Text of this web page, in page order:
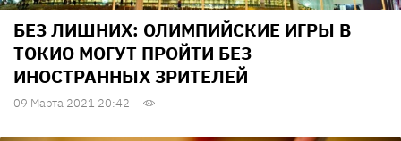
БЕЗ ЛИШНИХ: ОЛИМПИЙСКИЕ ИГРЫ В
ТОКИО МОГУТ ПРОЙТИ БЕЗ
ИНОСТРАННЫХ ЗРИТЕЛЕЙ
09 Марта 2021 20:42